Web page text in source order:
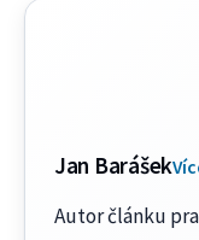
Jan Barášek
Autor článku